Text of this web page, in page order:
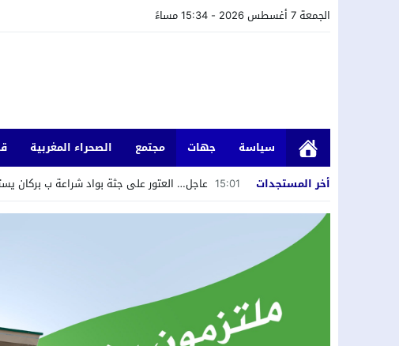
الجمعة 7 أغسطس 2026 - 15:34 مساءً
سياسة جهات مجتمع الصحراء المغربية
أخر المستجدات
15:01 عاجل… العتور على جثة بواد شراعة ب بركان
09:38 العثور على بقايا عظمية يُشتبه في أنها
20:26 لقاء دولي حول قضايا الشباب والطلبة
20:21 النيابة العامة باسفي تتفاعل مع شكايات ضد